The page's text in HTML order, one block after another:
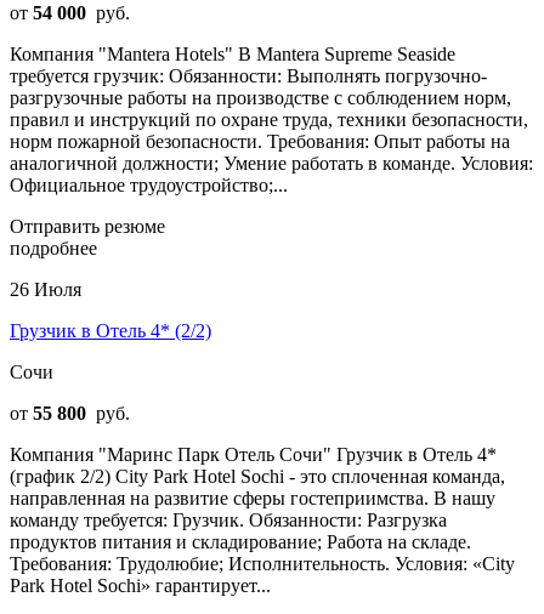
от 54 000 руб.
Компания "Mantera Hotels" В Mantera Supreme Seaside
требуется грузчик: Обязанности: Выполнять погрузочно-
разгрузочные работы на производстве с соблюдением норм,
правил и инструкций по охране труда, техники безопасности,
норм пожарной безопасности. Требования: Опыт работы на
аналогичной должности; Умение работать в команде. Условия:
Официальное трудоустройство;...
Отправить резюме
подробнее
26 Июля
Грузчик в Отель 4* (2/2)
Сочи
от 55 800 руб.
Компания "Маринс Парк Отель Сочи" Грузчик в Отель 4*
(график 2/2) City Park Hotel Sochi - это сплоченная команда,
направленная на развитие сферы гостеприимства. В нашу
команду требуется: Грузчик. Обязанности: Разгрузка
продуктов питания и складирование; Работа на складе.
Требования: Трудолюбие; Исполнительность. Условия: «City
Park Hotel Sochi» гарантирует...